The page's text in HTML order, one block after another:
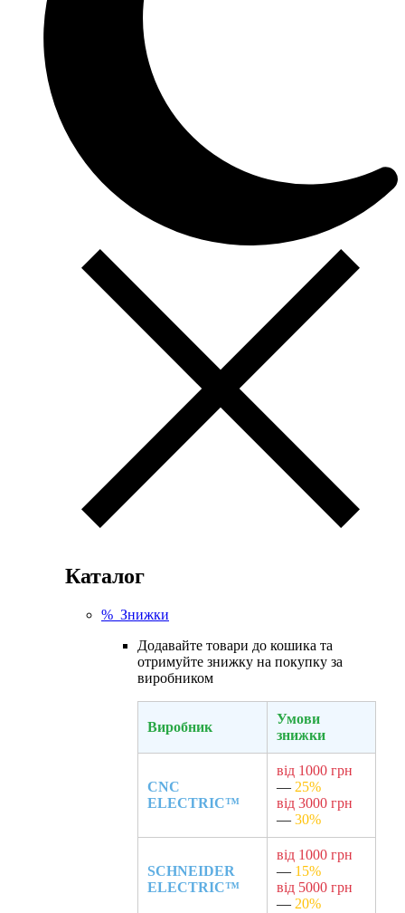
Каталог
% Знижки
Додавайте товари до кошика та
отримуйте знижку на покупку за
виробником
Виробник
Умови
знижки
CNC
ELECTRIC™
від 1000 грн
— 25%
від 3000 грн
— 30%
SCHNEIDER
ELECTRIC™
від 1000 грн
— 15%
від 5000 грн
— 20%